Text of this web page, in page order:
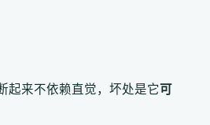
起来不依赖直觉，坏处是它可